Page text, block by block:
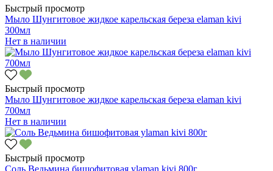
Быстрый просмотр
Мыло Шунгитовое жидкое карельская береза elaman kivi
300мл
Нет в наличии
Быстрый просмотр
Мыло Шунгитовое жидкое карельская береза elaman kivi
700мл
Нет в наличии
Быстрый просмотр
Соль Ведьмина бишофитовая уlaman kivi 800г